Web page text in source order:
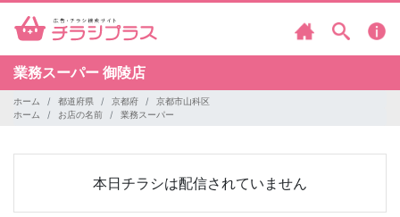
業務スーパー 御陵店
ホーム 都道府県 京都府
京都市山科区
ホーム
お店の名前 業務スーパー
本日チラシは配信されていません